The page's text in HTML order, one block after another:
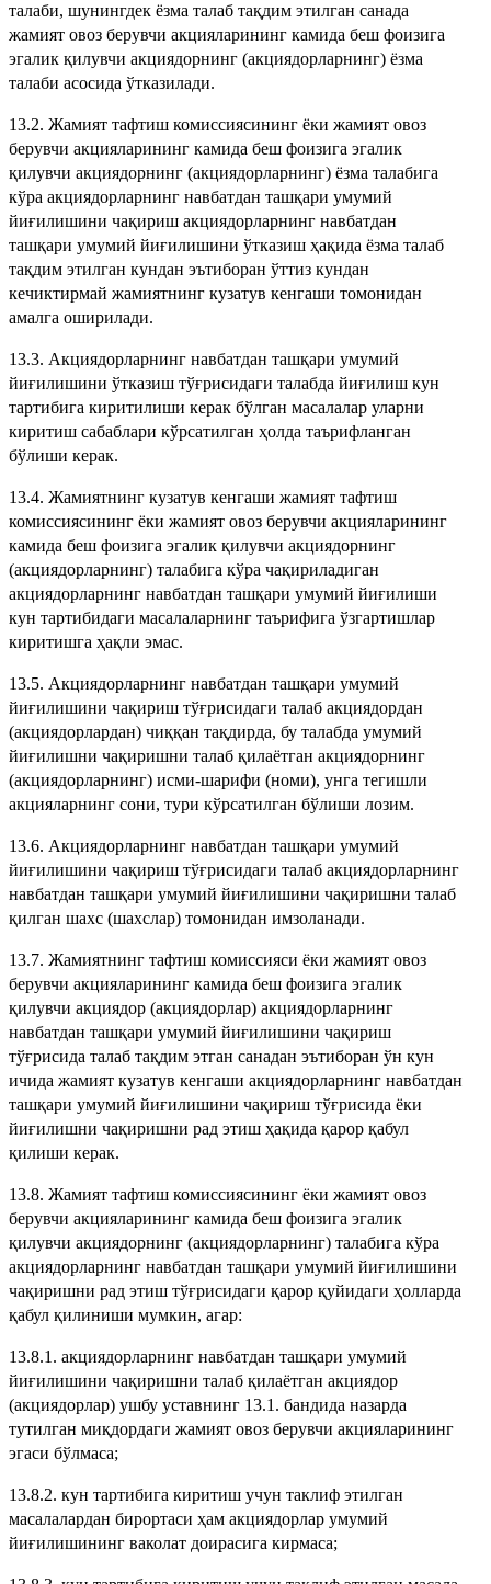
талаби, шунингдек ёзма талаб тақдим этилган санада
жамият овоз берувчи акцияларининг камида беш фоизига
эгалик қилувчи акциядорнинг (акциядорларнинг) ёзма
талаби асосида ўтказилади.
13.2. Жамият тафтиш комиссиясининг ёки жамият овоз
берувчи акцияларининг камида беш фоизига эгалик
қилувчи акциядорнинг (акциядорларнинг) ёзма талабига
кўра акциядорларнинг навбатдан ташқари умумий
йиғилишини чақириш акциядорларнинг навбатдан
ташқари умумий йиғилишини ўтказиш ҳақида ёзма талаб
тақдим этилган кундан эътиборан ўттиз кундан
кечиктирмай жамиятнинг кузатув кенгаши томонидан
амалга оширилади.
13.3. Акциядорларнинг навбатдан ташқари умумий
йиғилишини ўтказиш тўғрисидаги талабда йиғилиш кун
тартибига киритилиши керак бўлган масалалар уларни
киритиш сабаблари кўрсатилган ҳолда таърифланган
бўлиши керак.
13.4. Жамиятнинг кузатув кенгаши жамият тафтиш
комиссиясининг ёки жамият овоз берувчи акцияларининг
камида беш фоизига эгалик қилувчи акциядорнинг
(акциядорларнинг) талабига кўра чақириладиган
акциядорларнинг навбатдан ташқари умумий йиғилиши
кун тартибидаги масалаларнинг таърифига ўзгартишлар
киритишга ҳақли эмас.
13.5. Акциядорларнинг навбатдан ташқари умумий
йиғилишини чақириш тўғрисидаги талаб акциядордан
(акциядорлардан) чиққан тақдирда, бу талабда умумий
йиғилишни чақиришни талаб қилаётган акциядорнинг
(акциядорларнинг) исми-шарифи (номи), унга тегишли
акцияларнинг сони, тури кўрсатилган бўлиши лозим.
13.6. Акциядорларнинг навбатдан ташқари умумий
йиғилишини чақириш тўғрисидаги талаб акциядорларнинг
навбатдан ташқари умумий йиғилишини чақиришни талаб
қилган шахс (шахслар) томонидан имзоланади.
13.7. Жамиятнинг тафтиш комиссияси ёки жамият овоз
берувчи акцияларининг камида беш фоизига эгалик
қилувчи акциядор (акциядорлар) акциядорларнинг
навбатдан ташқари умумий йиғилишини чақириш
тўғрисида талаб тақдим этган санадан эътиборан ўн кун
ичида жамият кузатув кенгаши акциядорларнинг навбатдан
ташқари умумий йиғилишини чақириш тўғрисида ёки
йиғилишни чақиришни рад этиш ҳақида қарор қабул
қилиши керак.
13.8. Жамият тафтиш комиссиясининг ёки жамият овоз
берувчи акцияларининг камида беш фоизига эгалик
қилувчи акциядорнинг (акциядорларнинг) талабига кўра
акциядорларнинг навбатдан ташқари умумий йиғилишини
чақиришни рад этиш тўғрисидаги қарор қуйидаги ҳолларда
қабул қилиниши мумкин, агар:
13.8.1. акциядорларнинг навбатдан ташқари умумий
йиғилишини чақиришни талаб қилаётган акциядор
(акциядорлар) ушбу уставнинг 13.1. бандида назарда
тутилган миқдордаги жамият овоз берувчи акцияларининг
эгаси бўлмаса;
13.8.2. кун тартибига киритиш учун таклиф этилган
масалалардан бирортаси ҳам акциядорлар умумий
йиғилишининг ваколат доирасига кирмаса;